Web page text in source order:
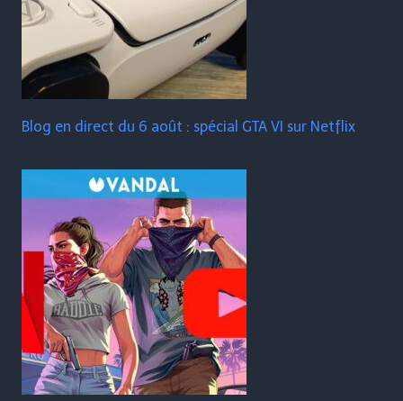
Blog en direct du 6 août : spécial GTA VI sur Netflix